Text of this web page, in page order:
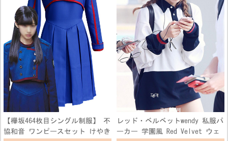
【欅坂464枚目シングル制服】 不
協和音 ワンピースセット けやき
レッド・ベルベットwendy 私服パ
ーカー 学園風 Red Velvet ウェ